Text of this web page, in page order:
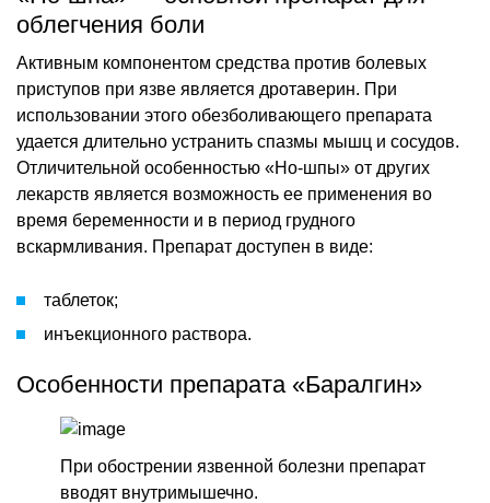
облегчения боли
Активным компонентом средства против болевых
приступов при язве является дротаверин. При
использовании этого обезболивающего препарата
удается длительно устранить спазмы мышц и сосудов.
Отличительной особенностью «Но-шпы» от других
лекарств является возможность ее применения во
время беременности и в период грудного
вскармливания. Препарат доступен в виде:
таблеток;
инъекционного раствора.
Особенности препарата «Баралгин»
При обострении язвенной болезни препарат
вводят внутримышечно.